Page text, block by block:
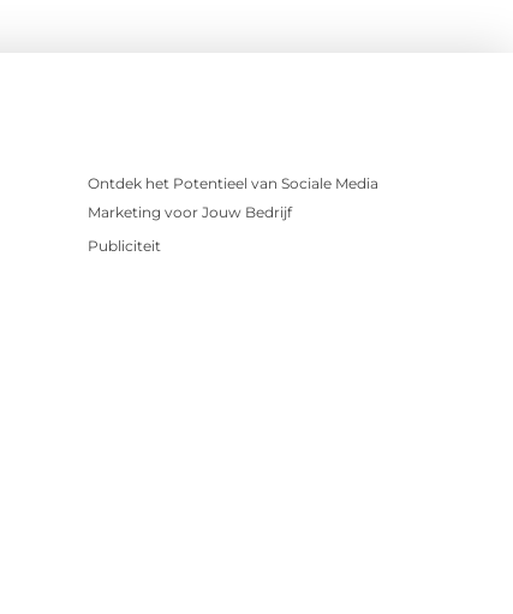
Ontdek het Potentieel van Sociale Media
Marketing voor Jouw Bedrijf
Publiciteit